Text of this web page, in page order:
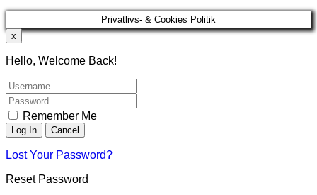
Privatlivs- & Cookies Politik
x
Hello, Welcome Back!
Remember Me
Lost Your Password?
Reset Password